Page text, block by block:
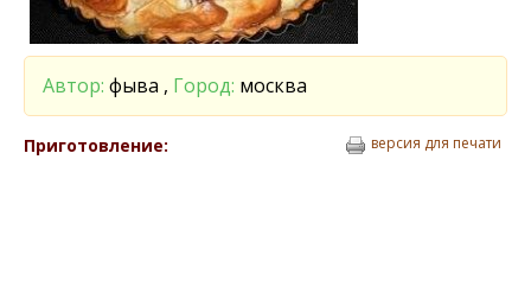
Автор: фыва , Город: москва
Приготовление: версия для печати